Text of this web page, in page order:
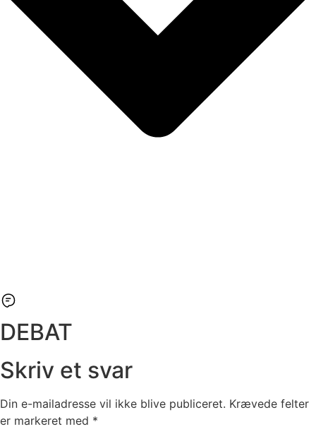
DEBAT
Skriv et svar
Din e-mailadresse vil ikke blive publiceret. Krævede felter
er markeret med *